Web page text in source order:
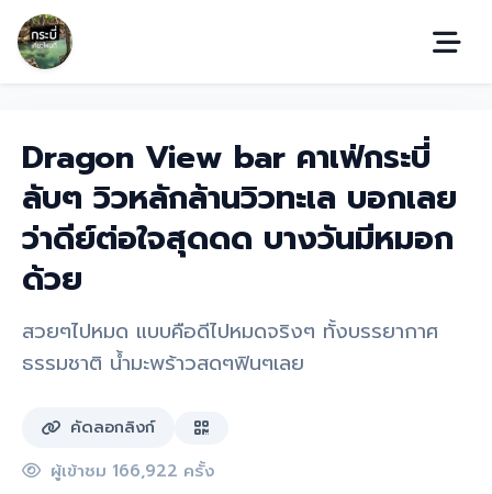
Dragon View bar คาเฟ่กระบี่
ลับๆ วิวหลักล้านวิวทะเล บอกเลย
ว่าดีย์ต่อใจสุดดด บางวันมีหมอก
ด้วย
สวยๆไปหมด แบบคือดีไปหมดจริงๆ ทั้งบรรยากาศ
ธรรมชาติ น้ำมะพร้าวสดๆฟินๆเลย
คัดลอกลิงก์
ผู้เข้าชม 166,922 ครั้ง